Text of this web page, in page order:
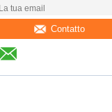
Contatto